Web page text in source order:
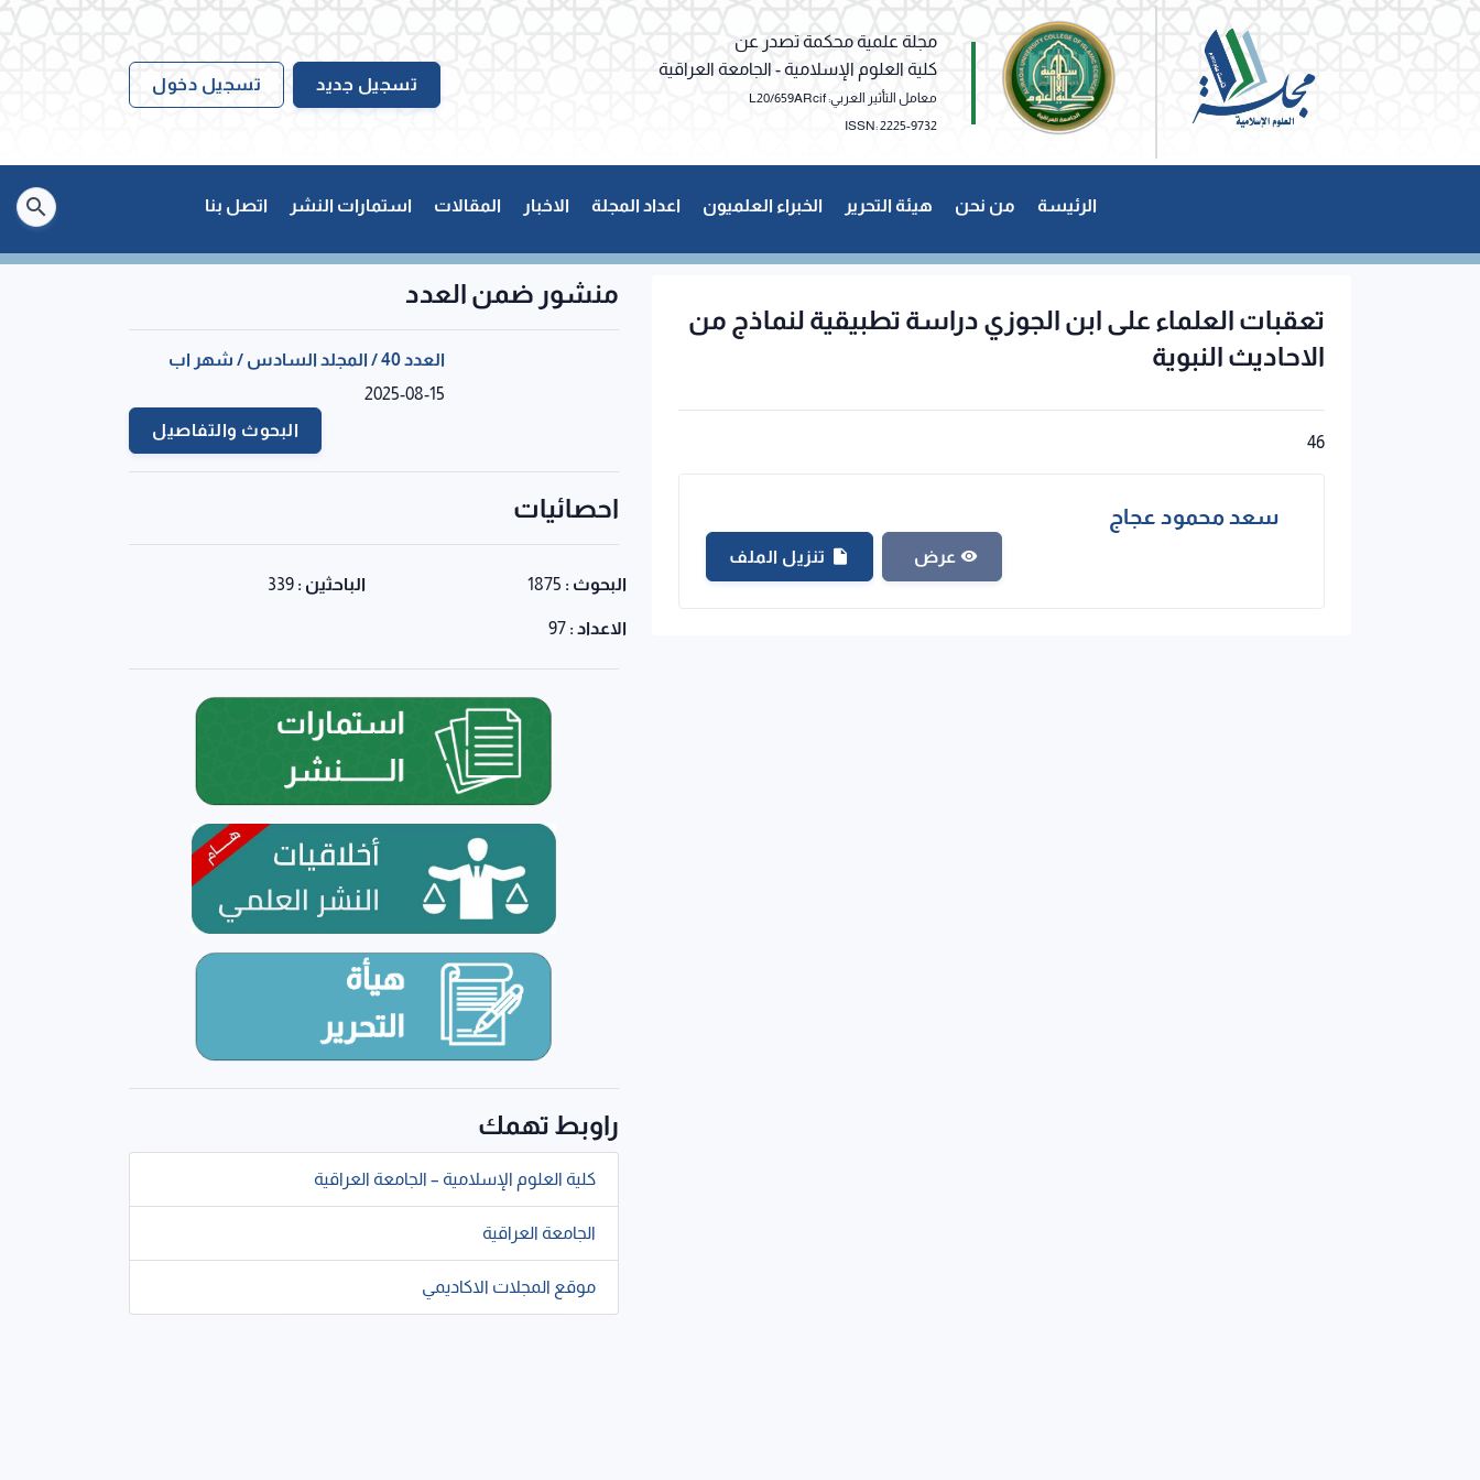
مجلة علمية محكمة تصدر عن
كلية العلوم الإسلامية - الجامعة العراقية
معامل التأثير العربي: L20/659ARcif
ISSN: 2225-9732
تسجيل جديد تسجيل دخول
الرئيسة من نحن هيئة التحرير الخبراء العلميون اعداد المجلة الاخبار المقالات استمارات النشر اتصل بنا
تعقبات العلماء على ابن الجوزي دراسة تطبيقية لنماذج من
الاحاديث النبوية
46
سعد محمود عجاج
عرض تنزيل الملف
منشور ضمن العدد
العدد 40 / المجلد السادس / شهر اب
2025-08-15
البحوث والتفاصيل
احصائيات
البحوث : 1875 الباحثين : 339
الاعداد : 97
راوبط تهمك
كلية العلوم الإسلامية – الجامعة العراقية
الجامعة العراقية
موقع المجلات الاكاديمي